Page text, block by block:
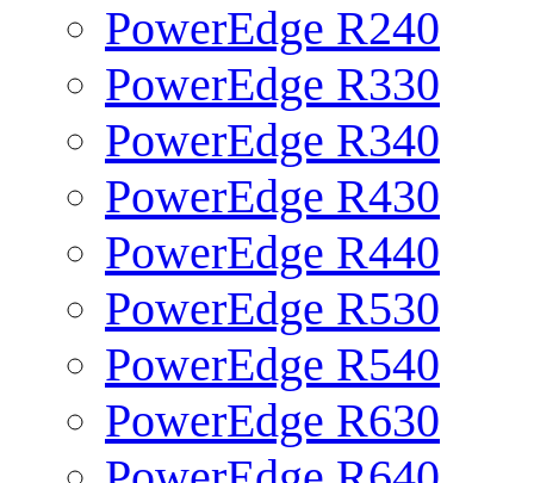
PowerEdge R240
PowerEdge R330
PowerEdge R340
PowerEdge R430
PowerEdge R440
PowerEdge R530
PowerEdge R540
PowerEdge R630